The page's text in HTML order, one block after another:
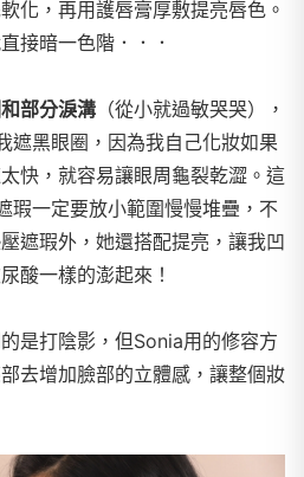
化，再用護唇膏厚敷提亮唇色。
接暗一色階．．．
部分淚溝 （從小就過敏哭哭），
遮黑眼圈，因為我自己化妝如果
快，就容易讓眼周龜裂乾澀。這
瑕一定要放小範圍慢慢堆疊，不
遮瑕外，她還搭配提亮，讓我凹
酸一樣的澎起來！
是打陰影，但Sonia用的修容方
去增加臉部的立體感，讓整個妝